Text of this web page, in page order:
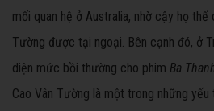
mối quan hệ ở Australia, nhờ cậy họ thế
Tường được tại ngoại. Bên cạnh đó, ở
diện mức bồi thường cho phim Ba
Cao Vân Tường là một trong những